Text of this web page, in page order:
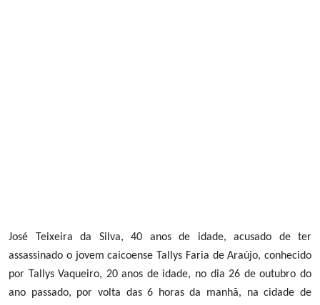
José Teixeira da Silva, 40 anos de idade, acusado de ter
assassinado o jovem caicoense Tallys Faria de Araújo, conhecido
por Tallys Vaqueiro, 20 anos de idade, no dia 26 de outubro do
ano passado, por volta das 6 horas da manhã, na cidade de